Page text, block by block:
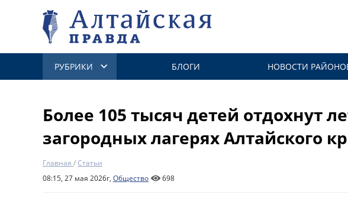
РУБРИКИ БЛОГИ НОВОСТИ
Более 105 тысяч детей отдохнут
загородных лагерях Алтайского
Главная /Статьи
08:15, 27 мая 2026г, Общество 698